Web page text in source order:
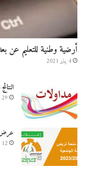
أرضية وطنية للتعليم عن
4 يناير 2021
29 سبتمبر 2021
عرض
12 ديسمبر 2021